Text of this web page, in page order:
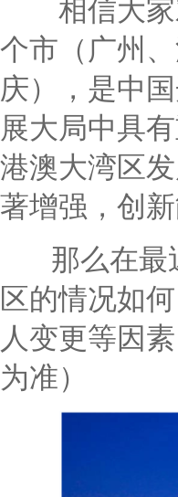
相信大家
个市（广州
庆），是中
展大局中具
港澳大湾区
著增强，创新
那么在最近
区的情况如
人变更等因
为准）